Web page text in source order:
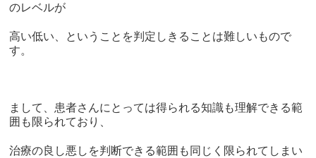
のレベルが
高い低い、ということを判定しきることは難しいもので
す。
まして、患者さんにとっては得られる知識も理解できる範
囲も限られており、
治療の良し悪しを判断できる範囲も同じく限られてしまい